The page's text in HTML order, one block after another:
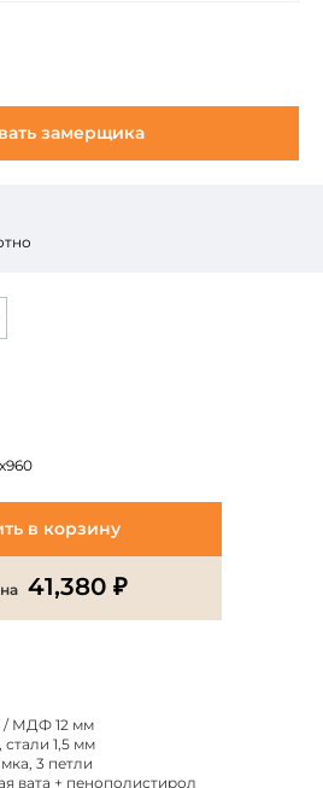
замерщика
в корзину
41,380 ₽
/ МДФ 12 мм
1,5 мм
3 петли
вата + пенополистирол